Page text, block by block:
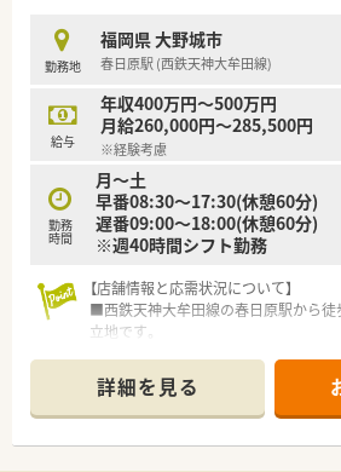
■階層別の研修、専門別の研修、Eラー
度が用意され、認定薬剤師取得サポー
す。
■医薬品勉強会、接遇研修だけでなく
躍推進研修など多岐にわたる研修を準
取得も可能です。
勤務地
福岡県 大野城市
春日原駅 (西鉄天神大牟田線)
給与
年収400万円～500万円
月給260,000円～285,500円
※経験考慮
勤務
時間
月～土
早番08:30～17:30(休憩60分)
遅番09:00～18:00(休憩60分)
※週40時間シフト勤務
【店舗情報と応需状況について】
■西鉄天神大牟田線の春日原駅から徒
立地です。
需しています。
■現在は常勤の薬剤師1名と調剤助手1
ています。
詳細を見る